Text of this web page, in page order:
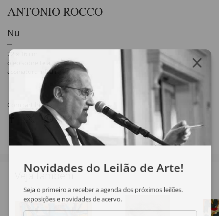
ANTONIO ROCCO
Nu
22 x 16 cm
óleo sobre tela
assinatura inf. dir.
Compartilhar
Veja também
Novidades do Leilão de Arte!
Seja o primeiro a receber a agenda dos próximos leilões,
exposições e novidades de acervo.